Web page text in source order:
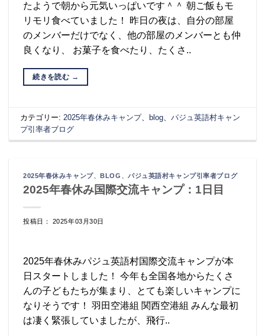
たようで朝から元気いっぱいです＾＾ 朝ご飯もモ
リモリ食べていました！ 昨日の夜は、自分の部屋
のメンバーだけでなく、他の部屋のメンバーとも仲
良くなり、 お菓子を食べたり、たくさ..
続きを読む →
カテゴリー: 2025年春休みキャンプ、blog 、パジュ英語村キャン
プ引率者ブログ
2025年春休みキャンプ、 BLOG 、パジュ英語村キャンプ引率者ブログ
2025年春休み国際交流キャンプ：1日目
投稿日： 2025年03月30日
2025年春休みパジュ英語村国際交流キャンプが本
日スタートしました！ 今年も全国各地からたくさ
んの子どもたちが集まり、とても楽しいキャンプに
なりそうです！ 羽田空港組 関西空港組 みんな最初
は凄く緊張していましたが、飛行..